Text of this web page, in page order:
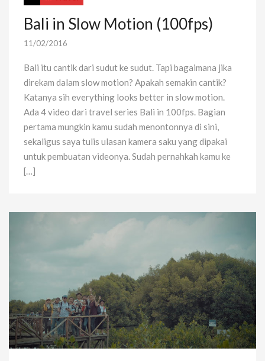
Bali in Slow Motion (100fps)
11/02/2016
Bali itu cantik dari sudut ke sudut. Tapi bagaimana jika
direkam dalam slow motion? Apakah semakin cantik?
Katanya sih everything looks better in slow motion.
Ada 4 video dari travel series Bali in 100fps. Bagian
pertama mungkin kamu sudah menontonnya di sini,
sekaligus saya tulis ulasan kamera saku yang dipakai
untuk pembuatan videonya. Sudah pernahkah kamu ke
[…]